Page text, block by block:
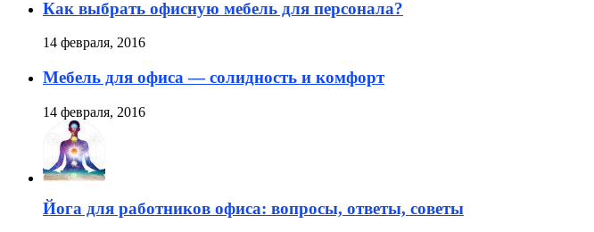
Как выбрать офисную мебель для персонала?
14 февраля, 2016
Мебель для офиса — солидность и комфорт
14 февраля, 2016
Йога для работников офиса: вопросы, ответы, советы